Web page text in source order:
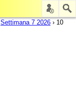
Settimana 7 2026 › 10